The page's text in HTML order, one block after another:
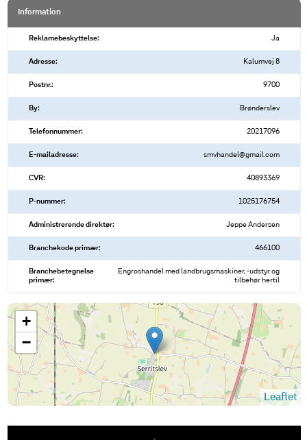
Information
Reklamebeskyttelse: Ja
Adresse: Kalumvej 8
Postnr.: 9700
By: Brønderslev
Telefonnummer: 20217096
E-mailadresse: smvhandel@gmail.com
CVR: 40893369
P-nummer: 1025176754
Administrerende direktør: Jeppe Andersen
Branchekode primær: 466100
Branchebetegnelse
primær:
Engroshandel med landbrugsmaskiner, -udstyr og
tilbehør hertil
+
−
Leaflet